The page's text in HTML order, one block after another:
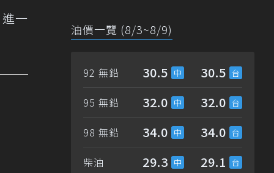
一
油價一覽 (8/3~8/9)
92 無鉛 30.5 30.5
95 無鉛 32.0 32.0
98 無鉛 34.0 34.0
柴油 29.3 29.1